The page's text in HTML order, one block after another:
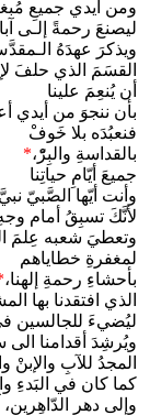
ومن أيدي جميعِ
ليصنعَ رحمةً إلـى
ويذكرَ عهدَهُ
القسَمَ الذي حلفَ
أن يُنعِمَ علينا
بأن ننجوَ من أيدي
فنعبُدَه بلا خَوفْ
بالقداسةِ والبِرّْ،*
جميعَ أيّامِ حياتِنا
وأنت أيّها الصَّبيّ
لأنَّكَ تسبِقُ أمام
وتعطيَ شعبه عِلمَ
لمغفرةِ خطاياهم
بأحشاءِ رحمةِ إلهنا،
الذي افتقدنا بها
ليُضيءَ للجالسين
ويُرشِدَ أقدامنا الى
المجدُ للآبِ والإبنْ
كما كان في البَدءِ
وإلى دهر